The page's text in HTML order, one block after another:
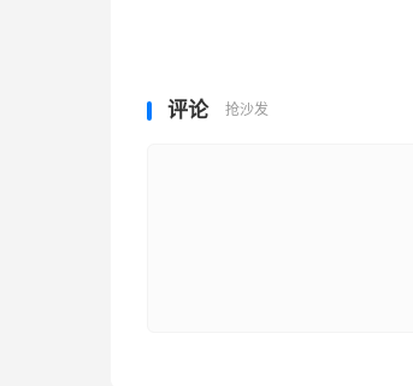
评论 抢沙发